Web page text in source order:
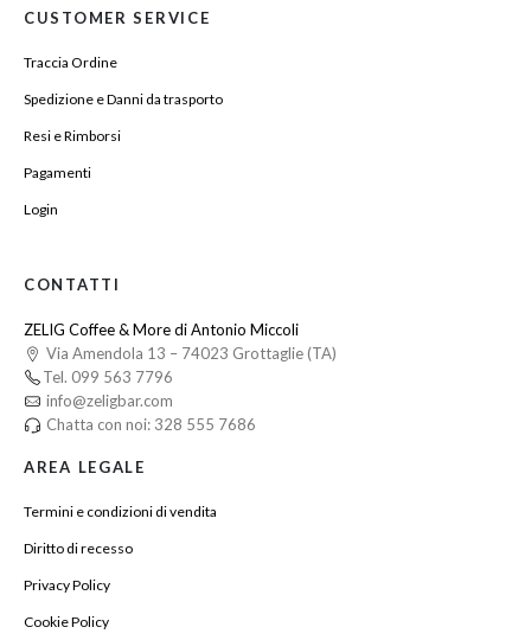
CUSTOMER SERVICE
Traccia Ordine
Spedizione e Danni da trasporto
Resi e Rimborsi
Pagamenti
Login
CONTATTI
ZELIG Coffee & More di Antonio Miccoli
Via Amendola 13 – 74023 Grottaglie (TA)
Tel. 099 563 7796
info@zeligbar.com
Chatta con noi: 328 555 7686
AREA LEGALE
Termini e condizioni di vendita
Diritto di recesso
Privacy Policy
Cookie Policy